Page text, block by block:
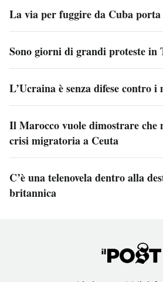
La via per fuggire da Cuba
Sono giorni di grandi proteste in
L’Ucraina è senza difese contro i
Il Marocco vuole dimostrare che
crisi migratoria a Ceuta
C’è una telenovela dentro alla
britannica